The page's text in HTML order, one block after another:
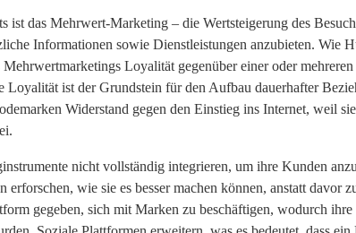
ist das Mehrwert-Marketing – die Wertsteigerung des
Informationen sowie Dienstleistungen anzubieten. Wie
Mehrwertmarketings Loyalität gegenüber einer oder
Loyalität ist der Grundstein für den Aufbau dauerhafter
Widerstand gegen den Einstieg ins Internet, weil
nicht vollständig integrieren, um ihre Kunden
wie sie es besser machen können, anstatt davor
gegeben, sich mit Marken zu beschäftigen, wodurch